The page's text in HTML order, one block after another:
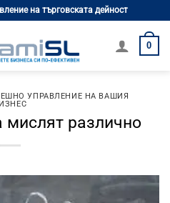
на търговската дейност
0
УПРАВЛЕНИЕ НА ВАШИЯ
мислят различно